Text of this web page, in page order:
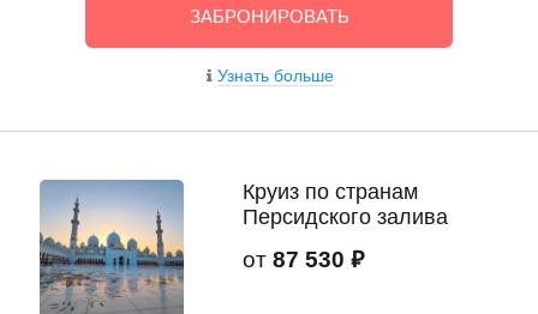
ЗАБРОНИРОВАТЬ
Узнать больше
Круиз по странам
Персидского залива
от 87 530 ₽